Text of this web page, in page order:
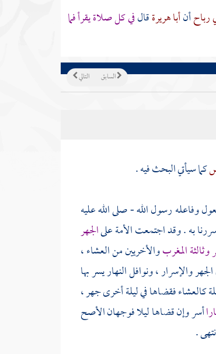
رباحأنأبا هريرةقالفي كل صلاة يقرأ فما
التالي السابق
كما سيأتي البحث فيه .
وفاعله رسول الله - صلى الله عليه
به . وقد اجتمعت الأمة علىالجهر
وثالثة المغربوالأخريين من العشاء ،
والإسرار ، ونوافل النهار يسر بها
كالعشاء فقضاها في ليلة أخرى جهر ،
أسر وإن قضاها ليلا فوجهان الأصح
.